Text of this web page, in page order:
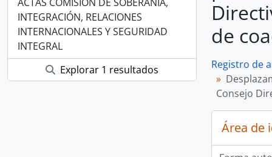
INTEGRACIÓN, RELACIONES
INTERNACIONALES Y SEGURIDAD
INTEGRAL
Explorar 1 resultados
de
Registro de
Consejo
Área de